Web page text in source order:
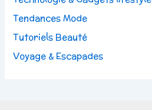
Tendances Mode
Tutoriels Beauté
Voyage & Escapades